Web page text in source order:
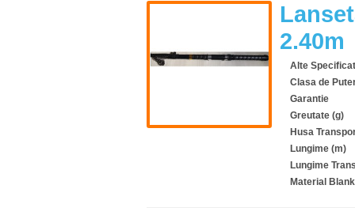
2.40m
Alte
Clasa de
Garantie
Greutate (g)
Husa
Lungime (m)
Lungime
Material Blank